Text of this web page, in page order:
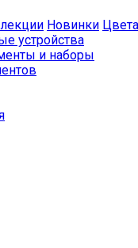
Новинки Цвета
устройства
и наборы